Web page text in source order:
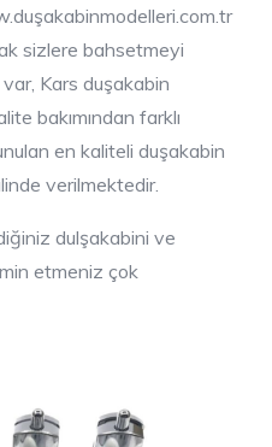
sizlere bahsetmeyi
Kars duşakabin
bakımından farklı
en kaliteli duşakabin
verilmektedir.
dulşakabini ve
etmeniz çok